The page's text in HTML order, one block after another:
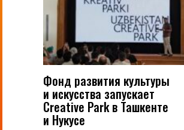
Фонд развития культуры
и искусства запускает
Creative Park в Ташкенте
и Нукусе